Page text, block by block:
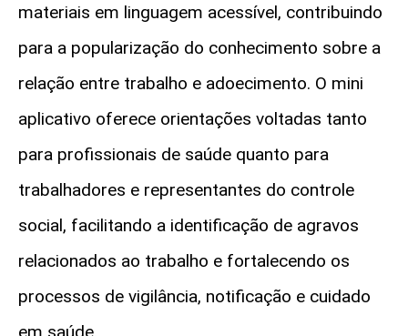
materiais em linguagem acessível, contribuindo
para a popularização do conhecimento sobre a
relação entre trabalho e adoecimento. O mini
aplicativo oferece orientações voltadas tanto
para profissionais de saúde quanto para
trabalhadores e representantes do controle
social, facilitando a identificação de agravos
relacionados ao trabalho e fortalecendo os
processos de vigilância, notificação e cuidado